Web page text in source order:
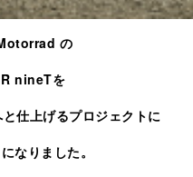
の
R nineTを
仕上げるプロジェクトに
なりました。